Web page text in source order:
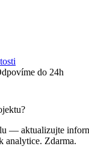
do 24h
— aktualizujte
analytice. Zdarma.